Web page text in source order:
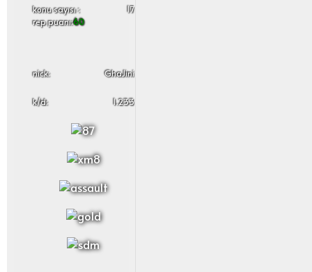
konu sayısı :
17
rep puanı:60
nick: GhaJini
k/d: 1.233